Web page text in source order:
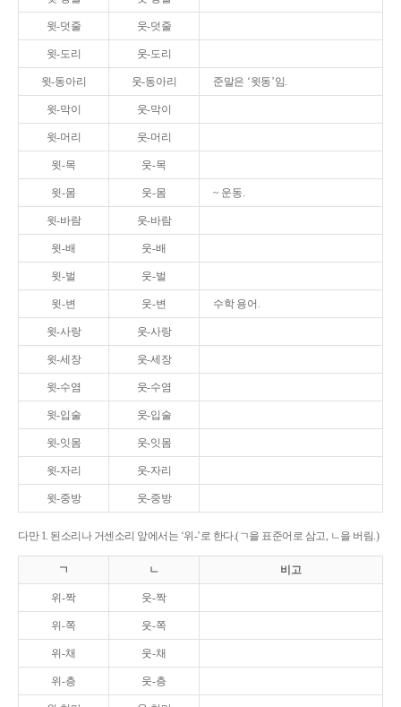
윗-덧줄 웃-덧줄
윗-도리 웃-도리
윗-동아리 웃-동아리 준말은 ‘윗동’임.
윗-막이 웃-막이
윗-머리 웃-머리
윗-목 웃-목
윗-몸 웃-몸 ~ 운동.
윗-바람 웃-바람
윗-배 웃-배
윗-벌 웃-벌
윗-변 웃-변 수학 용어.
윗-사랑 웃-사랑
윗-세장 웃-세장
윗-수염 웃-수염
윗-입술 웃-입술
윗-잇몸 웃-잇몸
윗-자리 웃-자리
윗-중방 웃-중방
다만 1. 된소리나 거센소리 앞에서는 ‘위-’로 한다.(ㄱ을 표준어로 삼고, ㄴ을 버림.)
ㄱ ㄴ 비고
위-짝 웃-짝
위-쪽 웃-쪽
위-채 웃-채
위-층 웃-층